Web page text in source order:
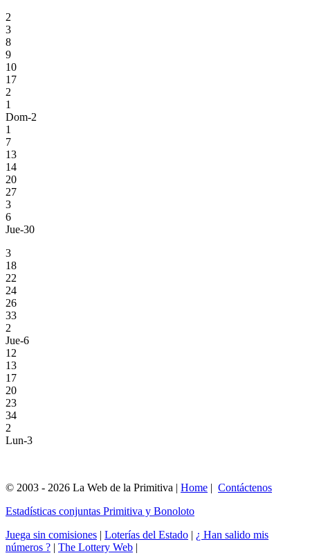
2
3
8
9
10
17
2
1
Dom-2
1
7
13
14
20
27
3
6
Jue-30
3
18
22
24
26
33
2
Jue-6
12
13
17
20
23
34
2
Lun-3
© 2003 - 2026 La Web de la Primitiva | Home | Contáctenos
Estadísticas conjuntas Primitiva y Bonoloto
Juega sin comisiones | Loterías del Estado | ¿ Han salido mis
números ? | The Lottery Web |